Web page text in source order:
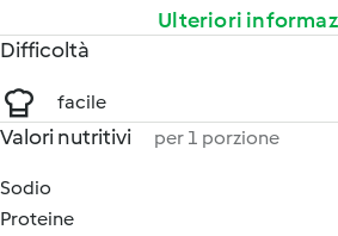
Ulteriori
Difficoltà
facile
Valori nutritivi per 1 porzione
Sodio
Proteine